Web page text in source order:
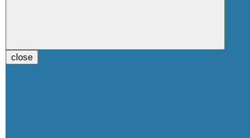
close